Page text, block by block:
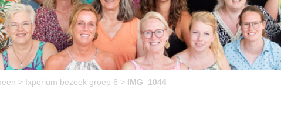
> Ixperium bezoek groep 6 > IMG_1044